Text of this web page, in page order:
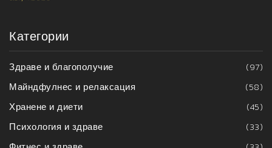
Категории
Здраве и благополучие
(97)
Майндфулнес и релаксация
(58)
Хранене и диети
(45)
Психология и здраве
(33)